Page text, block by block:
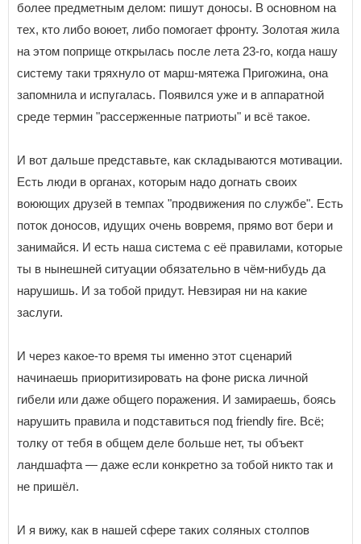
более предметным делом: пишут доносы. В основном на
тех, кто либо воюет, либо помогает фронту. Золотая жила
на этом поприще открылась после лета 23-го, когда нашу
систему таки тряхнуло от марш-мятежа Пригожина, она
запомнила и испугалась. Появился уже и в аппаратной
среде термин "рассерженные патриоты" и всё такое.
И вот дальше представьте, как складываются мотивации.
Есть люди в органах, которым надо догнать своих
воюющих друзей в темпах "продвижения по службе". Есть
поток доносов, идущих очень вовремя, прямо вот бери и
занимайся. И есть наша система с её правилами, которые
ты в нынешней ситуации обязательно в чём-нибудь да
нарушишь. И за тобой придут. Невзирая ни на какие
заслуги.
И через какое-то время ты именно этот сценарий
начинаешь приоритизировать на фоне риска личной
гибели или даже общего поражения. И замираешь, боясь
нарушить правила и подставиться под friendly fire. Всё;
толку от тебя в общем деле больше нет, ты объект
ландшафта — даже если конкретно за тобой никто так и
не пришёл.
И я вижу, как в нашей сфере таких соляных столпов